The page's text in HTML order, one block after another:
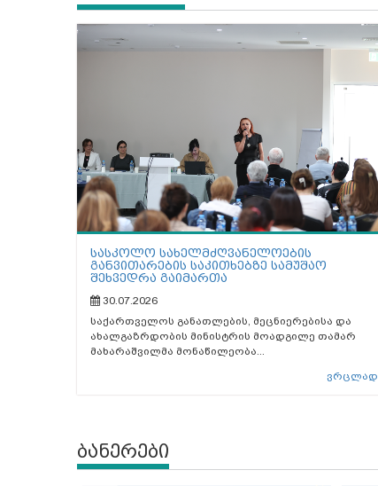
სასკოლო სახელმძღვანელოების
განვითარების საკითხებზე სამუშაო
შეხვედრა გაიმართა
30.07.2026
საქართველოს განათლების, მეცნიერებისა და
ახალგაზრდობის მინისტრის მოადგილე თამარ
მახარაშვილმა მონაწილეობა...
ვრცლად
ბანერები